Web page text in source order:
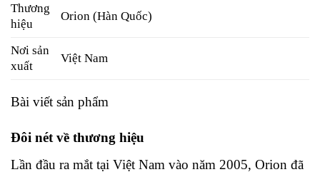
Thương
hiệu
Orion (Hàn Quốc)
Nơi sản
xuất
Việt Nam
Bài viết sản phẩm
Đôi nét về thương hiệu
Lần đầu ra mắt tại Việt Nam vào năm 2005, Orion đã